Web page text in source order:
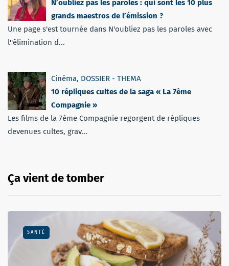
N’oubliez pas les paroles : qui sont les 10 plus
grands maestros de l’émission ?
Une page s'est tournée dans N'oubliez pas les paroles avec
l''élimination d...
Cinéma, DOSSIER - THEMA
10 répliques cultes de la saga « La 7ème
Compagnie »
Les films de la 7ème Compagnie regorgent de répliques
devenues cultes, grav...
Ça vient de tomber
SANTÉ